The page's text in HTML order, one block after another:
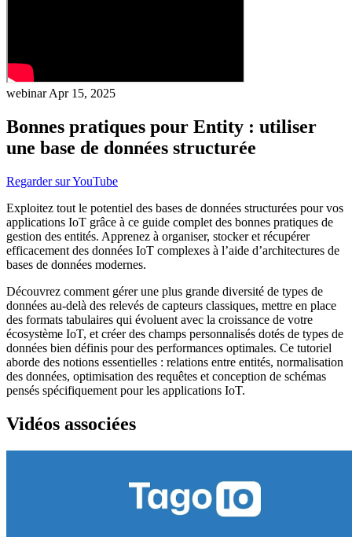
webinarApr 15, 2025
Bonnes pratiques pour Entity : utiliser
une base de données structurée
Regarder sur YouTube
Exploitez tout le potentiel des bases de données structurées pour vos
applications IoT grâce à ce guide complet des bonnes pratiques de
gestion des entités. Apprenez à organiser, stocker et récupérer
efficacement des données IoT complexes à l’aide d’architectures de
bases de données modernes.
Découvrez comment gérer une plus grande diversité de types de
données au-delà des relevés de capteurs classiques, mettre en place
des formats tabulaires qui évoluent avec la croissance de votre
écosystème IoT, et créer des champs personnalisés dotés de types de
données bien définis pour des performances optimales. Ce tutoriel
aborde des notions essentielles : relations entre entités, normalisation
des données, optimisation des requêtes et conception de schémas
pensés spécifiquement pour les applications IoT.
Vidéos associées